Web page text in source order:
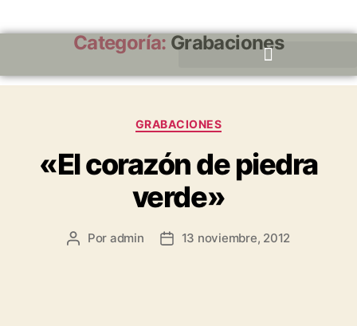
Categoría: Grabaciones
GRABACIONES
«El corazón de piedra
verde»
Por admin 13 noviembre, 2012